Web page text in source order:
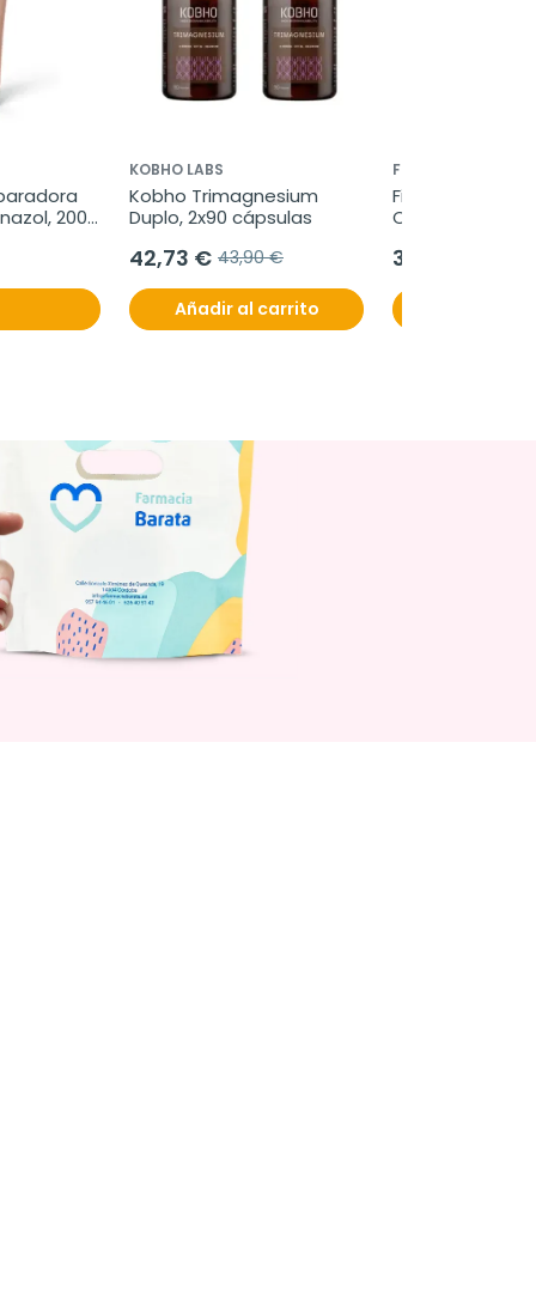
200
KOBHO LABS
Kobho Trimagnesium
Duplo, 2x90 cápsulas
42,73 € 43,90 €
Añadir al carrito
FILORGA
Filorga Optim-
Contorno, 15 ml
39,95 €